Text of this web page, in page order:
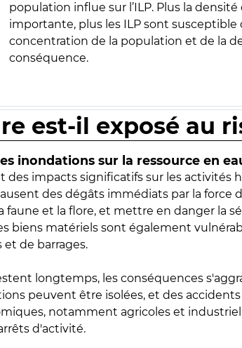
population influe sur l’ILP. Plus la
importante, plus les ILP sont
concentration de la population et de la
conséquence.
est-il exposé au
inondations sur la ressource en
des impacts significatifs sur les activités
des dégâts immédiats par la force
faune et la flore, et mettre en danger la
biens matériels sont également
de barrages.
longtemps, les conséquences
peuvent être isolées, et des
notamment agricoles et
d'activité.